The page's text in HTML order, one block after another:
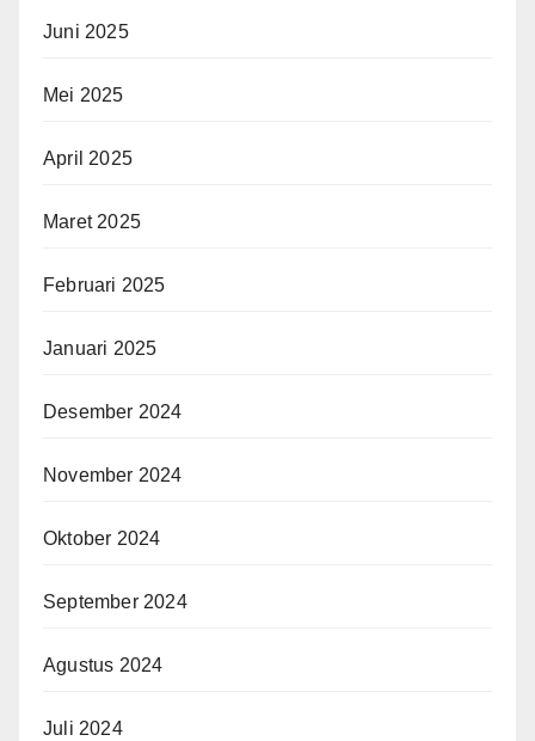
Juni 2025
Mei 2025
April 2025
Maret 2025
Februari 2025
Januari 2025
Desember 2024
November 2024
Oktober 2024
September 2024
Agustus 2024
Juli 2024